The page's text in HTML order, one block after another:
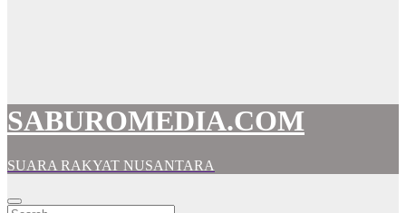
SABUROMEDIA.COM
SUARA RAKYAT NUSANTARA